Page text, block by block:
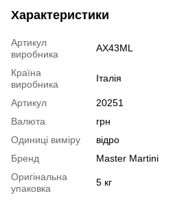
Характеристики
Артикул
виробника
AX43ML
Країна
виробника
Італія
Артикул
20251
Валюта
грн
Одиниці виміру
відро
Бренд
Master Martini
Оригінальна
упаковка
5 кг